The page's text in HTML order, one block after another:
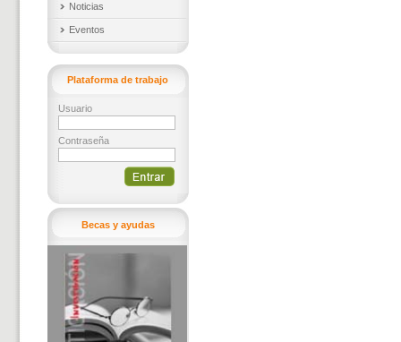
Noticias
Eventos
Plataforma de trabajo
Usuario
Contraseña
Becas y ayudas